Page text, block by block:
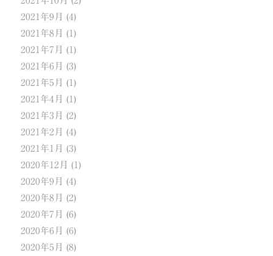
2021年9月 (4)
2021年8月 (1)
2021年7月 (1)
2021年6月 (3)
2021年5月 (1)
2021年4月 (1)
2021年3月 (2)
2021年2月 (4)
2021年1月 (3)
2020年12月 (1)
2020年9月 (4)
2020年8月 (2)
2020年7月 (6)
2020年6月 (6)
2020年5月 (8)